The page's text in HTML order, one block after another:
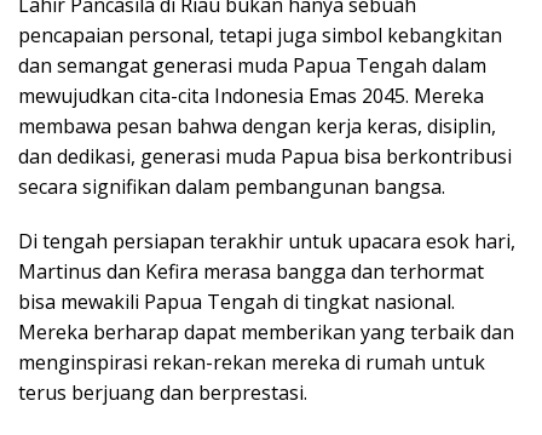
pencapaian personal, tetapi juga simbol kebangkitan
dan semangat generasi muda Papua Tengah dalam
mewujudkan cita-cita Indonesia Emas 2045. Mereka
membawa pesan bahwa dengan kerja keras, disiplin,
dan dedikasi, generasi muda Papua bisa berkontribusi
secara signifikan dalam pembangunan bangsa.
Di tengah persiapan terakhir untuk upacara esok hari,
Martinus dan Kefira merasa bangga dan terhormat
bisa mewakili Papua Tengah di tingkat nasional.
Mereka berharap dapat memberikan yang terbaik dan
menginspirasi rekan-rekan mereka di rumah untuk
terus berjuang dan berprestasi.